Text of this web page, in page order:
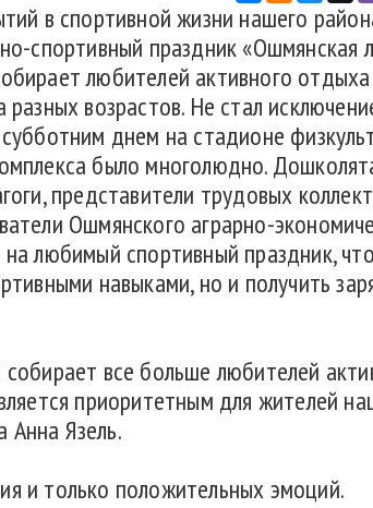
в спортивной жизни нашего
спортивный праздник «Ошмянская
любителей активного
возрастов. Не стал
днем на стадионе
было многолюдно.
представители трудовых
Ошмянского аграрно-
любимый спортивный праздник,
навыками, но и получить
все больше любителей
приоритетным для жителей
Анна Язель.
и только положительных эмоций.